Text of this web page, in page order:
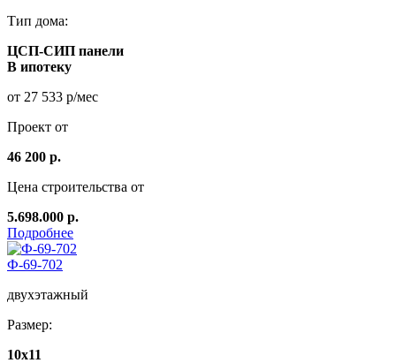
Тип дома:
ЦСП-СИП панели
В ипотеку
от 27 533 р/мес
Проект от
46 200 р.
Цена строительства от
5.698.000 р.
Подробнее
Ф-69-702
двухэтажный
Размер:
10x11